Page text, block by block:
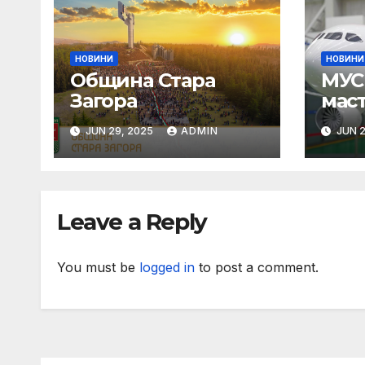
НОВИНИ
Община Стара
Загора
JUN 29, 2025 ADMIN
НОВИНИ
МУС
JUN
Leave a Reply
You must be logged in to post a comment.